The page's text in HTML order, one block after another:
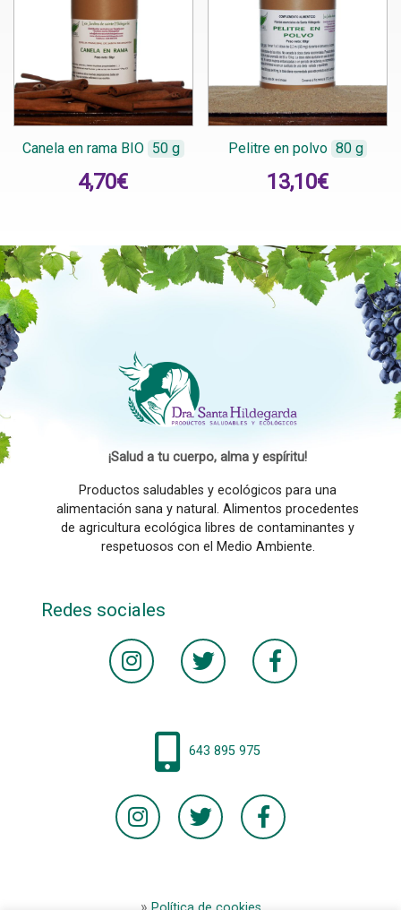
Canela en rama BIO 50 g
4,70€
Pelitre en polvo 80 g
13,10€
¡Salud a tu cuerpo, alma y espíritu!
Productos saludables y ecológicos para una
alimentación sana y natural. Alimentos procedentes
de agricultura ecológica libres de contaminantes y
respetuosos con el Medio Ambiente.
Redes sociales
643 895 975
Política de cookies